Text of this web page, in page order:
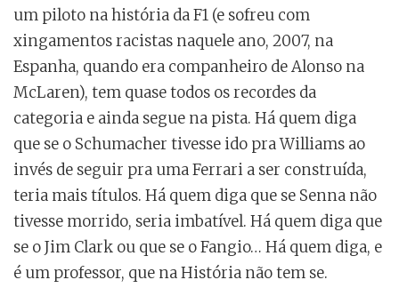
um piloto na história da F1 (e sofreu com
xingamentos racistas naquele ano, 2007, na
Espanha, quando era companheiro de Alonso na
McLaren), tem quase todos os recordes da
categoria e ainda segue na pista. Há quem diga
que se o Schumacher tivesse ido pra Williams ao
invés de seguir pra uma Ferrari a ser construída,
teria mais títulos. Há quem diga que se Senna não
tivesse morrido, seria imbatível. Há quem diga que
se o Jim Clark ou que se o Fangio… Há quem diga, e
é um professor, que na História não tem se.